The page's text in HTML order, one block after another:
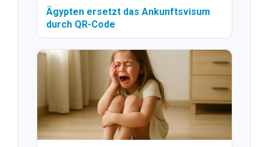
Ägypten ersetzt das Ankunftsvisum
durch QR-Code